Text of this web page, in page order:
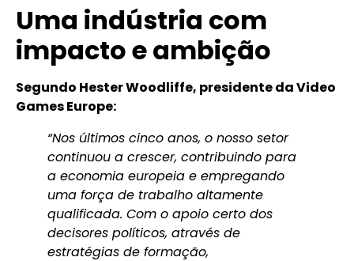
Uma indústria com
impacto e ambição
Segundo Hester Woodliffe, presidente da Video
Games Europe:
“Nos últimos cinco anos, o nosso setor
continuou a crescer, contribuindo para
a economia europeia e empregando
uma força de trabalho altamente
qualificada. Com o apoio certo dos
decisores políticos, através de
estratégias de formação,